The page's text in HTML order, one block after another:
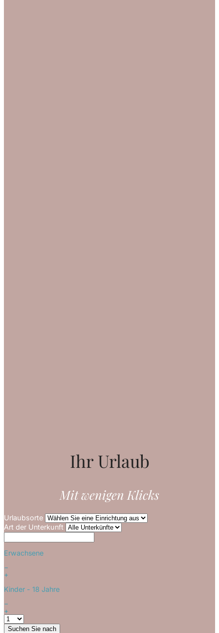
Ihr Urlaub
Mit wenigen Klicks
Urlaubsorte
Art der Unterkunft
Erwachsene
−
+
Kinder - 18 Jahre
−
+
Suchen Sie nach